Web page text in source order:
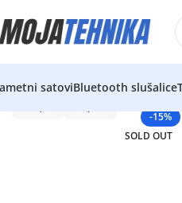
satoviBluetooth slušalice
-15%
SOLD OUT